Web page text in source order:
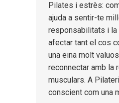
Pilates i estrès:
ajuda a sentir-te
responsabilitats i la
afectar tant el cos
una eina molt
reconnectar amb la
musculars. A
conscient com una